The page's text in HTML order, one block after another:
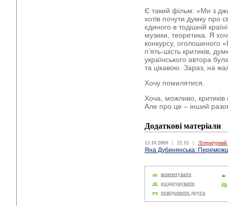
Є такий фільм: «Ми з
хотів почути думку про
єдиного в тодішній
музики, теоретика. Я
конкурсу, оголошеного
п’ять-шість критиків,
українського автора
та цікавою. Зараз, на
Хочу помилятися.
Хоча, можливо,
Але про це – інший
Додаткові матеріали
13.10.2009 | 21:15 |
Яна Дубинянська:
коментувати
роздрукувати
повідомити друга